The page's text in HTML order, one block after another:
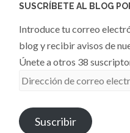
SUSCRÍBETE AL BLOG
Introduce tu correo
blog y recibir avisos de
Únete a otros 38
Dirección
correo
electrónico
Suscribir